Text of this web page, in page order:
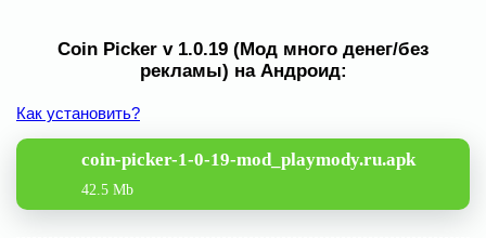
Coin Picker v 1.0.19 (Мод много денег/без
рекламы) на Андроид:
Как установить?
coin-picker-1-0-19-mod_playmody.ru.apk
42.5 Mb